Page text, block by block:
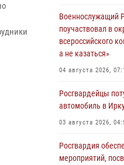
Военнослужащий
поучаствовал в
всероссийского
а не казаться»
04 августа 2026,
Росгвардейцы
автомобиль в
03 августа 2026,
Росгвардия
мероприятий,